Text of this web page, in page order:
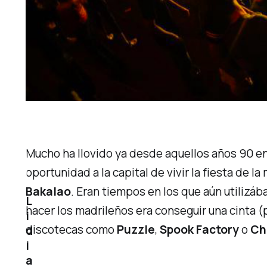
Mucho ha llovido ya desde aquellos años 90
oportunidad a la capital de vivir la fiesta de la
Bakalao. Eran tiempos en los que aún
hacer los madrileños era conseguir una cinta
discotecas comoPuzzle,Spook Factoryo
L
i
d
i
a